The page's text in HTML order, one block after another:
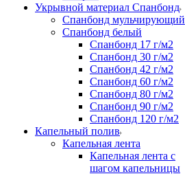
Укрывной материал Спанбонд
Спанбонд мульчирующий
Спанбонд белый
Спанбонд 17 г/м2
Спанбонд 30 г/м2
Спанбонд 42 г/м2
Спанбонд 60 г/м2
Спанбонд 80 г/м2
Спанбонд 90 г/м2
Спанбонд 120 г/м2
Капельный полив
Капельная лента
Капельная лента с
шагом капельницы